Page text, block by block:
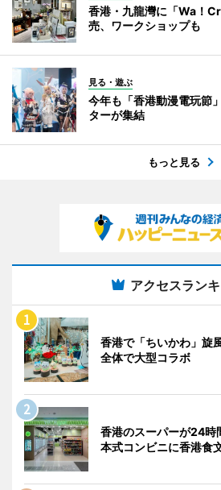
香港・九龍灣に「Wa！
売、ワークショップも
見る・遊ぶ
今年も「香港動漫電玩
ターが集結
もっと見る
アクセスラン
香港で「ちいかわ」旋
全体で大型コラボ
香港のスーパーが24
本式コンビニに香港食